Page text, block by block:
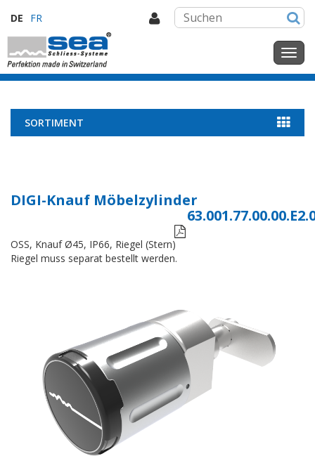
DE FR
SORTIMENT
DIGI-Knauf Möbelzylinder

OSS, Knauf Ø45, IP66, Riegel (Stern)
Riegel muss separat bestellt werden.